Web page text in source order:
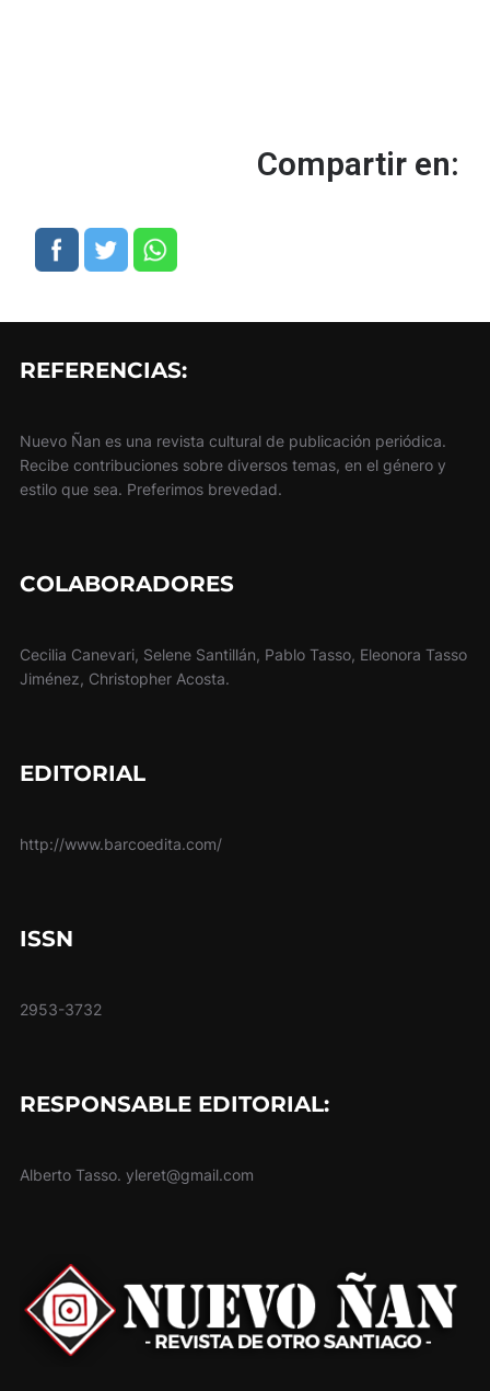
Compartir en:
REFERENCIAS:
Nuevo Ñan es una revista cultural de publicación periódica.
Recibe contribuciones sobre diversos temas, en el género y
estilo que sea. Preferimos brevedad.
COLABORADORES
Cecilia Canevari, Selene Santillán, Pablo Tasso, Eleonora Tasso
Jiménez, Christopher Acosta.
EDITORIAL
http://www.barcoedita.com/
ISSN
2953-3732
RESPONSABLE EDITORIAL:
Alberto Tasso. yleret@gmail.com